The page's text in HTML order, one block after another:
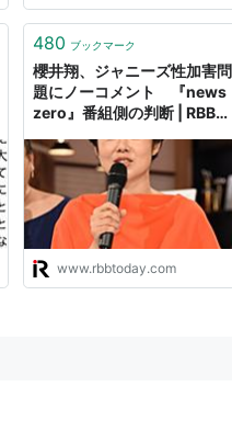
480 ブックマーク
櫻井翔、ジャニーズ性加害問
題にノーコメント 『news
zero』番組側の判断 | RBB
www.rbbtoday.com